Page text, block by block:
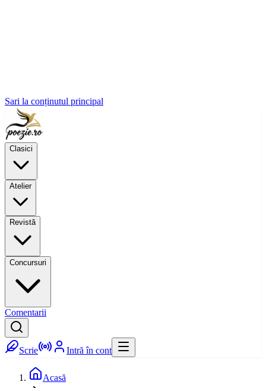
Sari la conținutul principal
Clasici
Atelier
Revistă
Concursuri
Comentarii
Scrie Intră în cont
Acasă